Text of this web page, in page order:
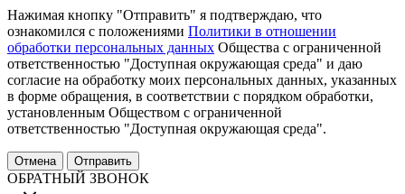
Нажимая кнопку "Отправить" я подтверждаю, что
ознакомился с положениями Политики в отношении
обработки персональных данных Общества с ограниченной
ответственностью "Доступная окружающая среда" и даю
согласие на обработку моих персональных данных, указанных
в форме обращения, в соответствии с порядком обработки,
установленным Обществом с ограниченной
ответственностью "Доступная окружающая среда".
ОБРАТНЫЙ ЗВОНОК